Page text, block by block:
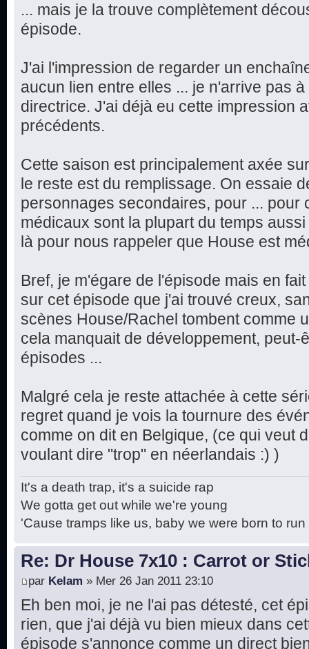
... mais je la trouve complètement
épisode.
J'ai l'impression de regarder un
aucun lien entre elles ... je n'arrive pas
directrice. J'ai déjà eu cette impression
précédents.
Cette saison est principalement axée
le reste est du remplissage. On essaie
personnages secondaires, pour ... pour
médicaux sont la plupart du temps
là pour nous rappeler que House est
Bref, je m'égare de l'épisode mais en
sur cet épisode que j'ai trouvé creux,
scènes House/Rachel tombent comme
cela manquait de développement, peut-
épisodes ...
Malgré cela je reste attachée à cette
regret quand je vois la tournure des
comme on dit en Belgique, (ce qui veut
voulant dire "trop" en néerlandais :) )
It's a death trap, it's a suicide rap
We gotta get out while we're young
'Cause tramps like us, baby we were born to run
Re: Dr House 7x10 : Carrot or
par Kelam » Mer 26 Jan 2011 23:10
Eh ben moi, je ne l'ai pas détesté, cet
rien, que j'ai déjà vu bien mieux dans
épisode s'annonce comme un direct